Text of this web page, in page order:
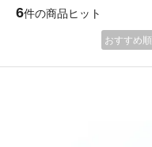
6件の商品ヒット
おすすめ順